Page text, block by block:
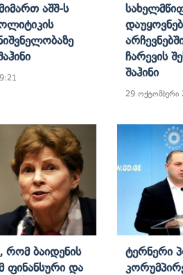
Აშშ-Ს
Ჩარევის
Შაჰინი
29
Ბაიდენის
Ფინანსური Და
Ტერნერი